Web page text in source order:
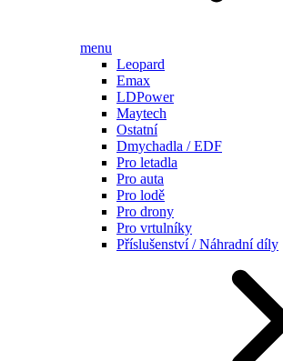
menu
Leopard
Emax
LDPower
Maytech
Ostatní
Dmychadla / EDF
Pro letadla
Pro auta
Pro lodě
Pro drony
Pro vrtulníky
Příslušenství / Náhradní díly